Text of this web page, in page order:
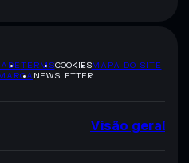
TERMSCOOKIESMAPA DO SITE
NEWSLETTER
Visão geral